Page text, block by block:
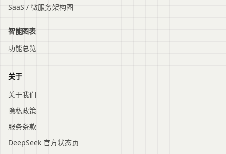
SaaS / 微服务架构图
智能图表
功能总览
关于
关于我们
隐私政策
服务条款
DeepSeek 官方状态页